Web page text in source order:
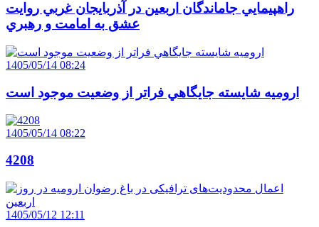
راهپيمايي جاماندگان اربعين در آذربايجان غربي روايت
عشق به امامت و رهبري
1405/05/14 08:24
اروميه شايسته جايگاهي فراتر از وضعيت موجود است
1405/05/14 08:22
4208
1405/05/12 12:11